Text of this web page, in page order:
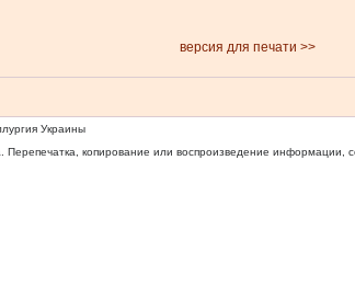
версия для печати >>
Украины
Перепечатка, копирование или воспроизведение информации,